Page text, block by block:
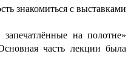
знакомиться с выставками
на полотне»
часть лекции была